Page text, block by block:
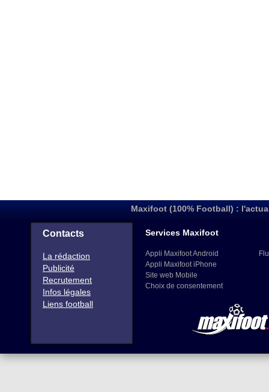
Maxifoot (100% Football) :
Contacts
La rédaction
Publicité
Recrutement
Infos légales
Liens football
Services Maxifoot
Appli Maxifoot Android
Appli Maxifoot iPhone
Site web Mobile
Choix de consentement